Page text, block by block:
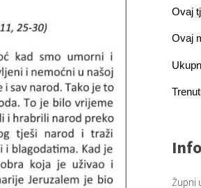
Ovaj
Ovaj
Info
Župni